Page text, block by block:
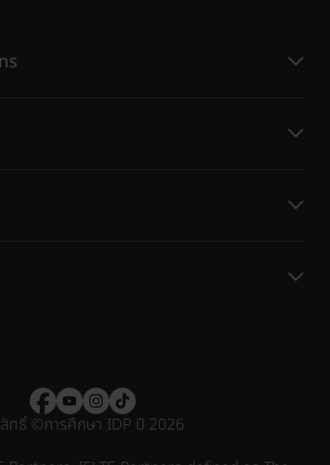
ทธิ์©การศึกษา IDP ปี 2026